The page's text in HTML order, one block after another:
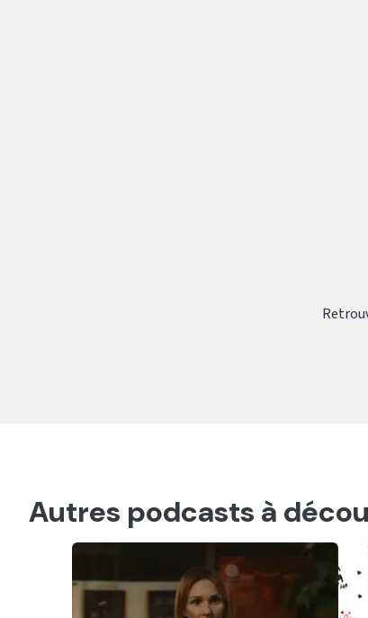
Autres podcasts à